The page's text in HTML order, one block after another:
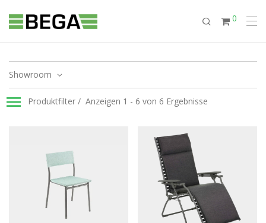
0
Showroom
Produktfilter Anzeigen 1 - 6 von 6 Ergebnisse